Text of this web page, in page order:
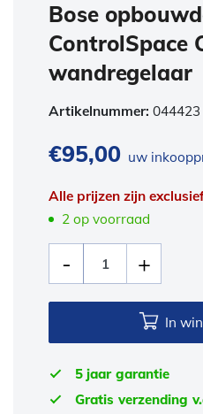
Bose
ControlSpace
wandregelaar
Artikelnummer: 044423
€95,00 uw
Alle prijzen zijn
2 op voorraad
In
5 jaar garantie
Gratis verzending